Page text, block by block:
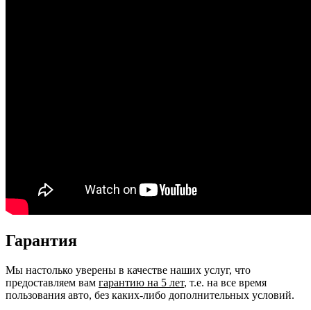
Гарантия
Мы настолько уверены в качестве наших услуг, что
предоставляем вам гарантию на 5 лет, т.е. на все время
пользования авто, без каких-либо дополнительных условий.